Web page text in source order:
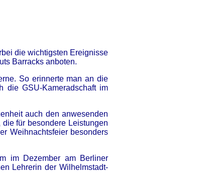
die wichtigsten Ereignisse
Barracks anboten.
So erinnerte man an die
die GSU-Kameradschaft im
auch den anwesenden
für besondere Leistungen
Weihnachtsfeier besonders
im Dezember am Berliner
Lehrerin der Wilhelmstadt-